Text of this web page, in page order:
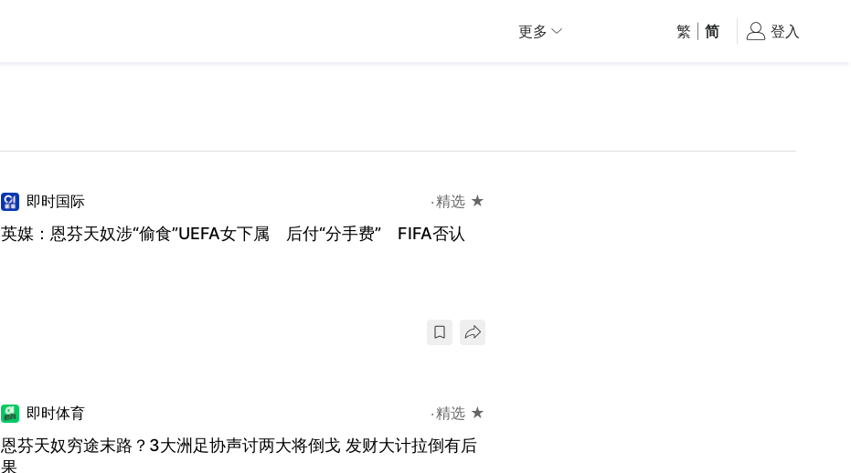
更多 繁 简 登入
即时国际 精选 ★
英媒：恩芬天奴涉“偷食”UEFA女下属 后付“分手费” FIFA否认
即时体育 精选 ★
恩芬天奴穷途末路？3大洲足协声讨两大将倒戈 发财大计拉倒有后
果